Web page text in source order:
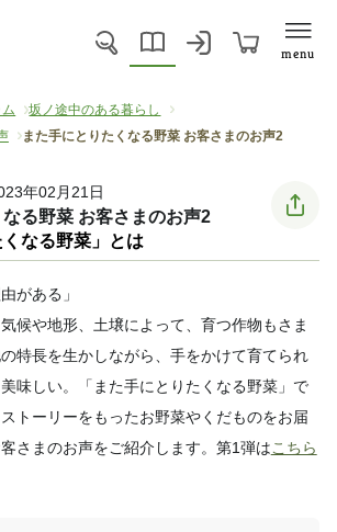
menu
坂ノ途中のある暮らし
また手にとりたくなる野菜 お客さまのお声2
年02月21日
る野菜 お客さまのお声2
くなる野菜」とは
がある」
候や地形、土壌によって、育つ作物もさま
特長を生かしながら、手をかけて育てられ
味しい。「また手にとりたくなる野菜」で
トーリーをもったお野菜やくだものをお届
さまのお声をご紹介します。第1弾はこちら